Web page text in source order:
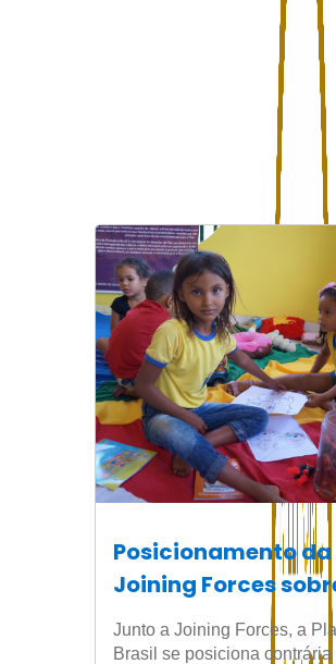
Posicionamento
Joining Forces
Federal 10.003/2019
Junto a Joining Forces, a
Brasil se posiciona